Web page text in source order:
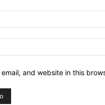
email, and website in this